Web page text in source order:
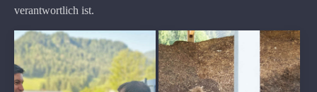
verantwortlich ist.